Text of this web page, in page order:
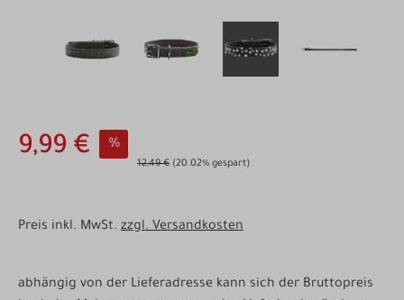
9,99 € %
12,49 € (20.02% gespart)
Preis inkl. MwSt. zzgl. Versandkosten
abhängig von der Lieferadresse kann sich der Bruttopreis